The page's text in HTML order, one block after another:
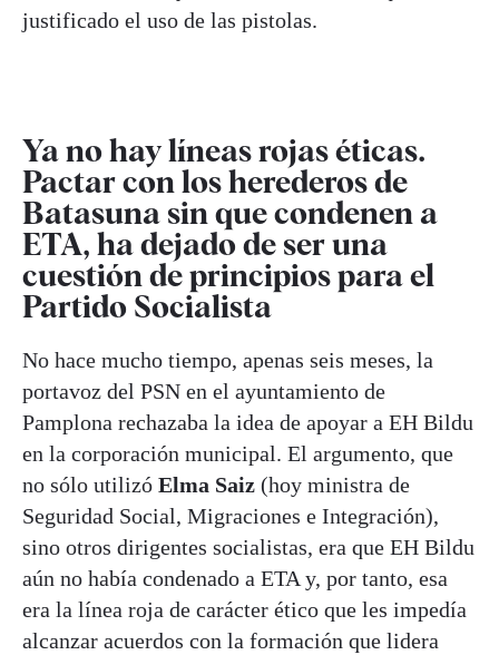
justificado el uso de las pistolas.
Ya no hay líneas rojas éticas.
Pactar con los herederos de
Batasuna sin que condenen a
ETA, ha dejado de ser una
cuestión de principios para el
Partido Socialista
No hace mucho tiempo, apenas seis meses, la
portavoz del PSN en el ayuntamiento de
Pamplona rechazaba la idea de apoyar a EH Bildu
en la corporación municipal. El argumento, que
no sólo utilizó Elma Saiz (hoy ministra de
Seguridad Social, Migraciones e Integración),
sino otros dirigentes socialistas, era que EH Bildu
aún no había condenado a ETA y, por tanto, esa
era la línea roja de carácter ético que les impedía
alcanzar acuerdos con la formación que lidera